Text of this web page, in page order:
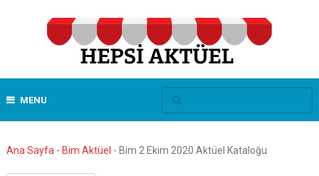
MENU
Ana Sayfa - Bim Aktüel - Bim 2 Ekim 2020 Aktüel Kataloğu